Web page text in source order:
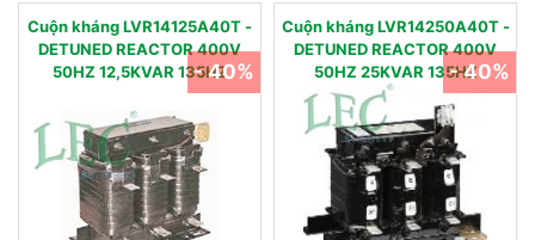
Cuộn kháng LVR14125A40T -
DETUNED REACTOR 400V
50HZ 12,5KVAR 135HZ
- 40%
Cuộn kháng LVR14250A40T -
DETUNED REACTOR 400V
50HZ 25KVAR 135HZ- 40%